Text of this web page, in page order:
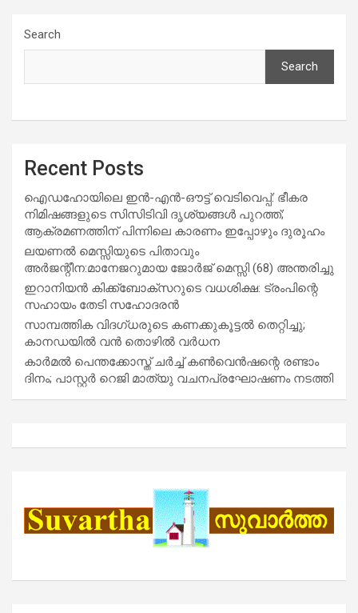
Search
Search
Recent Posts
ഐഡഹോയിലെ ഇൻ-എൻ-ഔട്ട് വെടിവെപ്പ്: ഭീകര
നിമിഷങ്ങളുടെ സിസിടിവി ദൃശ്യങ്ങൾ പുറത്ത്;
ആക്രമണത്തിന് പിന്നിലെ കാരണം ഇപ്പോഴും ദുരൂഹം
ലയണൽ മെസ്സിയുടെ പിതാവും
അർജന്റീന:മാനേജറുമായ ജോർജ് മെസ്സി (68) അന്തരിച്ചു
ഇറാനിയൻ കിക്ക്ബോക്സറുടെ വധശിക്ഷ: ട്രംപിന്റെ
സഹായം തേടി സഹോദരൻ
സാമ്പത്തിക വിദഗ്ധരുടെ കണക്കുകൂട്ടൽ തെറ്റിച്ചു;
കാനഡയിൽ വൻ തൊഴിൽ വർധന
കാർമൽ പെന്തക്കോസ്ത് ചർച്ച് കൺവെൻഷന്റെ രണ്ടാം
ദിനം; പാസ്റ്റർ റെജി മാത്യു വചനപ്രഘോഷണം നടത്തി